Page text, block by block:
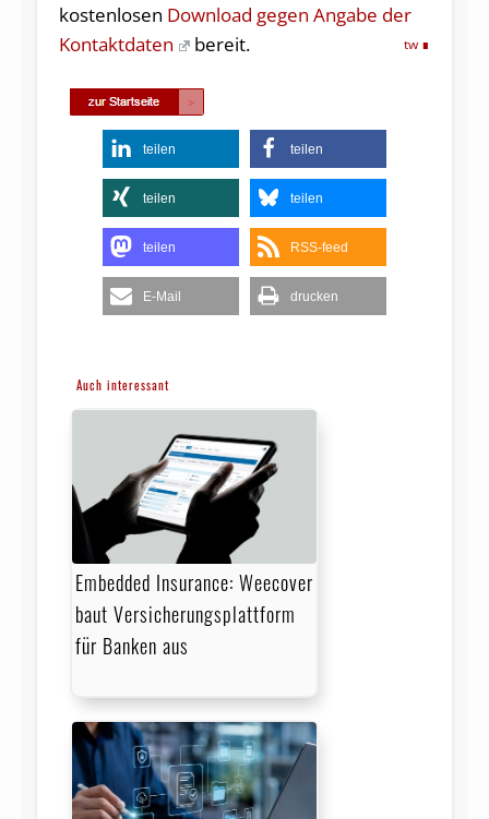
kostenlosen Download gegen Angabe der
Kontaktdaten
bereit. tw
teilen teilen
teilen teilen
teilen RSS-feed
E-Mail drucken
Auch interessant
Embedded Insurance: Weecover
baut Versicherungsplattform
für Banken aus